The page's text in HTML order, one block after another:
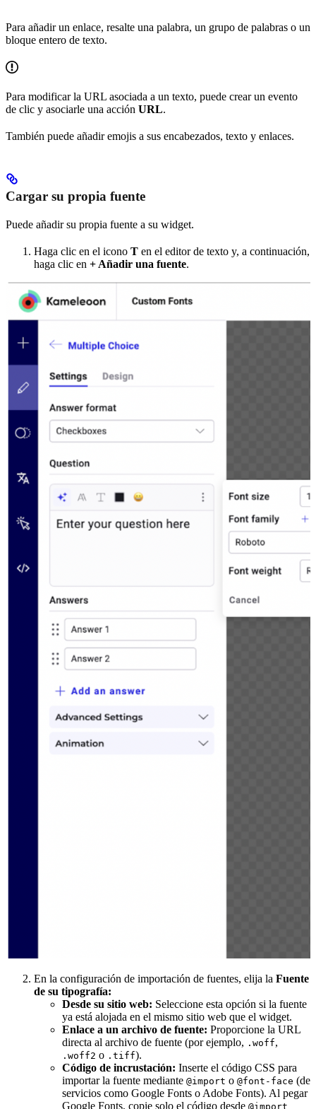
Para añadir un enlace, resalte una palabra, un grupo de palabras o un
bloque entero de texto.
Para modificar la URL asociada a un texto, puede crear un evento
de clic y asociarle una acción URL.
También puede añadir emojis a sus encabezados, texto y enlaces.
Cargar su propia fuente
Puede añadir su propia fuente a su widget.
Haga clic en el icono T en el editor de texto y, a continuación,
haga clic en + Añadir una fuente.
En la configuración de importación de fuentes, elija la Fuente
de su tipografía:
Desde su sitio web: Seleccione esta opción si la fuente
ya está alojada en el mismo sitio web que el widget.
Enlace a un archivo de fuente: Proporcione la URL
directa al archivo de fuente (por ejemplo, .woff,
.woff2 o .tiff).
Código de incrustación: Inserte el código CSS para
importar la fuente mediante @import o @font-face (de
servicios como Google Fonts o Adobe Fonts). Al pegar
Google Fonts, copie solo el código desde @import